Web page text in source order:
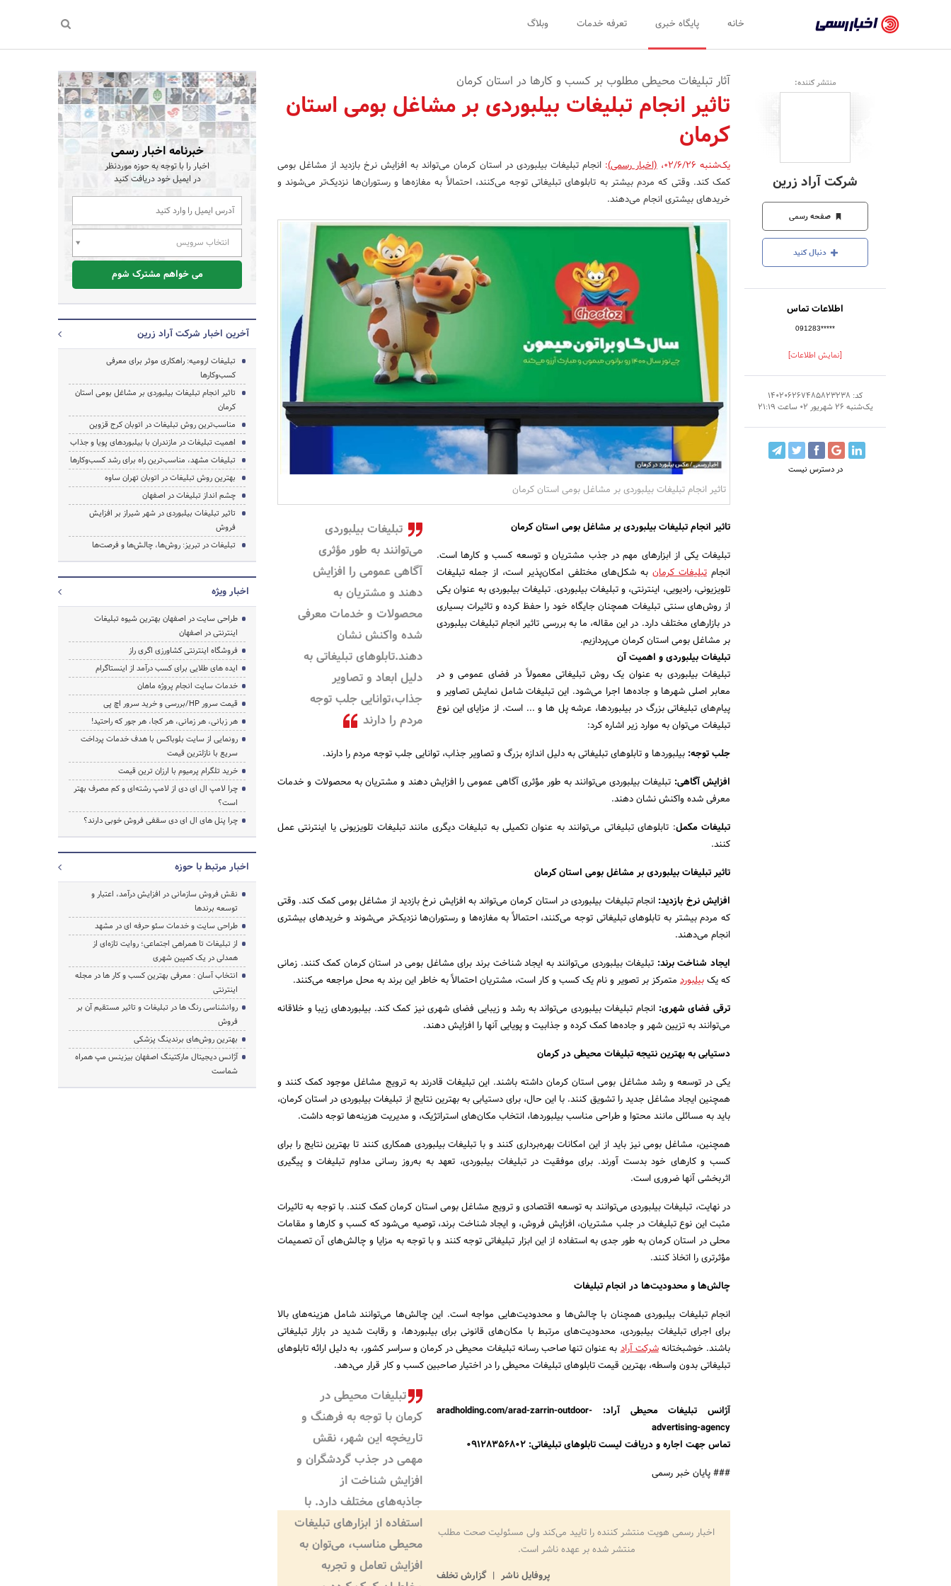
رسمی
-
اخبار
شرکت‌ها،
سازمان‌ها
و
روابط
عمومی‌ها
خانه پایگاه خبری تعرفه خدمات وبلاگ
منتشر کننده:
شرکت آراد زرین
صفحه رسمی
دنبال کنید
اطلاعات تماس
091283*****
[نمایش اطلاعات]
کد: 140206267485823238
یک‌شنبه 26 شهریور 02 ساعت 21:19
در دسترس نیست
آثار تبلیغات محیطی مطلوب بر کسب و کارها در استان کرمان
تاثیر انجام تبلیغات بیلبوردی بر مشاغل بومی استان
کرمان
یک‌شنبه 02/6/26 ،(اخبار رسمی):انجام تبلیغات بیلبوردی در استان کرمان می‌تواند به افزایش نرخ بازدید از مشاغل بومی
کمک کند. وقتی که مردم بیشتر به تابلوهای تبلیغاتی توجه می‌کنند، احتمالاً به مغازه‌ها و رستوران‌ها نزدیک‌تر می‌شوند و
خریدهای بیشتری انجام می‌دهند.
تاثیر انجام تبلیغات بیلبوردی بر مشاغل بومی استان کرمان
تبلیغات بیلبوردی
می‌توانند به طور مؤثری
آگاهی عمومی را افزایش
دهند و مشتریان به
محصولات و خدمات معرفی
شده واکنش نشان
دهند.تابلوهای تبلیغاتی به
دلیل ابعاد و تصاویر
جذاب،توانایی جلب توجه
مردم را دارند
تاثیر انجام تبلیغات بیلبوردی بر مشاغل بومی استان کرمان
تبلیغات یکی از ابزارهای مهم در جذب مشتریان و توسعه کسب و کارها است.
انجامتبلیغات کرمانبه شکل‌های مختلفی امکان‌پذیر است، از جمله تبلیغات
تلویزیونی، رادیویی، اینترنتی، و تبلیغات بیلبوردی. تبلیغات بیلبوردی به عنوان یکی
از روش‌های سنتی تبلیغات همچنان جایگاه خود را حفظ کرده و تاثیرات بسیاری
در بازارهای مختلف دارد. در این مقاله، ما به بررسی تاثیر انجام تبلیغات بیلبوردی
بر مشاغل بومی استان کرمان می‌پردازیم.
تبلیغات بیلبوردی و اهمیت آن
تبلیغات بیلبوردی به عنوان یک روش تبلیغاتی معمولاً در فضای عمومی و در
معابر اصلی شهرها و جاده‌ها اجرا می‌شود. این تبلیغات شامل نمایش تصاویر و
پیام‌های تبلیغاتی بزرگ در بیلبوردها، عرشه پل ها و ... است. از مزایای این نوع
تبلیغات می‌توان به موارد زیر اشاره کرد:
جلب توجه: بیلبوردها و تابلوهای تبلیغاتی به دلیل اندازه بزرگ و تصاویر جذاب، توانایی جلب توجه مردم را دارند.
افزایش آگاهی: تبلیغات بیلبوردی می‌توانند به طور مؤثری آگاهی عمومی را افزایش دهند و مشتریان به محصولات و خدمات
معرفی شده واکنش نشان دهند.
تبلیغات مکمل: تابلوهای تبلیغاتی می‌توانند به عنوان تکمیلی به تبلیغات دیگری مانند تبلیغات تلویزیونی یا اینترنتی عمل
کنند.
تاثیر تبلیغات بیلبوردی بر مشاغل بومی استان کرمان
افزایش نرخ بازدید: انجام تبلیغات بیلبوردی در استان کرمان می‌تواند به افزایش نرخ بازدید از مشاغل بومی کمک کند. وقتی
که مردم بیشتر به تابلوهای تبلیغاتی توجه می‌کنند، احتمالاً به مغازه‌ها و رستوران‌ها نزدیک‌تر می‌شوند و خریدهای بیشتری
انجام می‌دهند.
ایجاد شناخت برند: تبلیغات بیلبوردی می‌توانند به ایجاد شناخت برند برای مشاغل بومی در استان کرمان کمک کنند. زمانی
که یکبیلبورد متمرکز بر تصویر و نام یک کسب و کار است، مشتریان احتمالاً به خاطر این برند به محل مراجعه می‌کنند.
ترقی فضای شهری: انجام تبلیغات بیلبوردی می‌تواند به رشد و زیبایی فضای شهری نیز کمک کند. بیلبوردهای زیبا و خلاقانه
می‌توانند به تزیین شهر و جاده‌ها کمک کرده و جذابیت و پویایی آنها را افزایش دهند.
دستیابی به بهترین نتیجه تبلیغات محیطی در کرمان
یکی در توسعه و رشد مشاغل بومی استان کرمان داشته باشند. این تبلیغات قادرند به ترویج مشاغل موجود کمک کنند و
همچنین ایجاد مشاغل جدید را تشویق کنند. با این حال، برای دستیابی به بهترین نتایج از تبلیغات بیلبوردی در استان کرمان،
باید به مسائلی مانند محتوا و طراحی مناسب بیلبوردها، انتخاب مکان‌های استراتژیک، و مدیریت هزینه‌ها توجه داشت.
همچنین، مشاغل بومی نیز باید از این امکانات بهره‌برداری کنند و با تبلیغات بیلبوردی همکاری کنند تا بهترین نتایج را برای
کسب و کارهای خود بدست آورند. برای موفقیت در تبلیغات بیلبوردی، تعهد به به‌روز رسانی مداوم تبلیغات و پیگیری
اثربخشی آنها ضروری است.
در نهایت، تبلیغات بیلبوردی می‌توانند به توسعه اقتصادی و ترویج مشاغل بومی استان کرمان کمک کنند. با توجه به تاثیرات
مثبت این نوع تبلیغات در جلب مشتریان، افزایش فروش، و ایجاد شناخت برند، توصیه می‌شود که کسب و کارها و مقامات
محلی در استان کرمان به طور جدی به استفاده از این ابزار تبلیغاتی توجه کنند و با توجه به مزایا و چالش‌های آن تصمیمات
مؤثرتری را اتخاذ کنند.
چالش‌ها و محدودیت‌ها در انجام تبلیغات
انجام تبلیغات بیلبوردی همچنان با چالش‌ها و محدودیت‌هایی مواجه است. این چالش‌ها می‌توانند شامل هزینه‌های بالا
برای اجرای تبلیغات بیلبوردی، محدودیت‌های مرتبط با مکان‌های قانونی برای بیلبوردها، و رقابت شدید در بازار تبلیغاتی
باشند. خوشبختانهشرکت آرادبه عنوان تنها صاحب رسانه تبلیغات محیطی در کرمان و سراسر کشور، به دلیل ارائه تابلوهای
تبلیغاتی بدون واسطه، بهترین قیمت تابلوهای تبلیغات محیطی را در اختیار صاحبین کسب و کار قرار می‌دهد.
تبلیغات محیطی در
کرمان با توجه به فرهنگ و
تاریخچه این شهر، نقش
مهمی در جذب گردشگران و
افزایش شناخت از
جاذبه‌های مختلف دارد. با
استفاده از ابزارهای تبلیغات
محیطی مناسب، می‌توان به
افزایش تعامل و تجربه
آژانس تبلیغات محیطی آراد: aradholding.com/arad-zarrin-outdoor-
advertising-agency
تماس جهت اجاره و دریافت لیست تابلوهای تبلیغاتی: 09128356802
### پایان خبر رسمی
اخبار رسمی هویت منتشر کننده را تایید می‌کند ولی مسئولیت صحت مطلب
منتشر شده بر عهده ناشر است.
پروفایل ناشر
گزارش تخلف
خبرنامه اخبار رسمی
اخبار را با توجه به حوزه موردنظر
در ایمیل خود دریافت کنید
انتخاب سرویس
می خواهم مشترک شوم
آخرین اخبار شرکت آراد زرین
تبلیغات ارومیه: راهکاری موثر برای معرفی
کسب‌وکارها
تاثیر انجام تبلیغات بیلبوردی بر مشاغل بومی استان
کرمان
مناسب‌ترین روش تبلیغات در اتوبان کرج قزوین
اهمیت تبلیغات در مازندران با بیلبوردهای پویا و جذاب
تبلیغات مشهد، مناسب‌ترین راه برای رشد کسب‌وکارها
بهترین روش تبلیغات در اتوبان تهران ساوه
چشم انداز تبلیغات در اصفهان
تاثیر تبلیغات بیلبوردی در شهر شیراز بر افزایش
فروش
تبلیغات در تبریز: روش‌ها، چالش‌ها و فرصت‌ها
اخبار ویژه
طراحی سایت در اصفهان بهترین شیوه تبلیغات
اینترنتی در اصفهان
فروشگاه اینترنتی کشاورزی اگری راز
ایده های طلایی برای کسب درآمد از اینستاگرام
خدمات سایت انجام پروژه ماهان
قیمت سرور HP/بررسی و خرید سرور اچ پی
هر زبانی، هر زمانی، هر کجا، هر جور که راحتید!
رونمایی از سایت بلوباکس با هدف خدمات پرداخت
سریع با نازلترین قیمت
خرید تلگرام پرمیوم با ارزان ترین قیمت
چرا لامپ ال ای دی از لامپ رشته‌ای و کم مصرف بهتر
است؟
چرا پنل های ال ای دی سقفی فروش خوبی دارند؟
اخبار مرتبط با حوزه
نقش فروش سازمانی در افزایش درآمد، اعتبار و
توسعه برندها
طراحی سایت و خدمات سئو حرفه ای در مشهد
از تبلیغات تا همراهی اجتماعی؛ روایت تازه‌ای از
همدلی در یک کمپین شهری
انتخاب آسان : معرفی بهترین کسب و کار ها در مجله
اینترنتی
روانشناسی رنگ ها در تبلیغات و تاثیر مستقیم آن بر
فروش
بهترین روش‌های برندینگ پزشکی
آژانس دیجیتال مارکتینگ اصفهان بیزینس مپ همراه
شماست